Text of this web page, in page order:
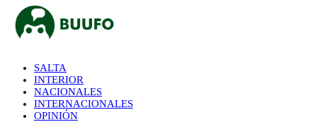
SALTA
INTERIOR
NACIONALES
INTERNACIONALES
OPINIÓN